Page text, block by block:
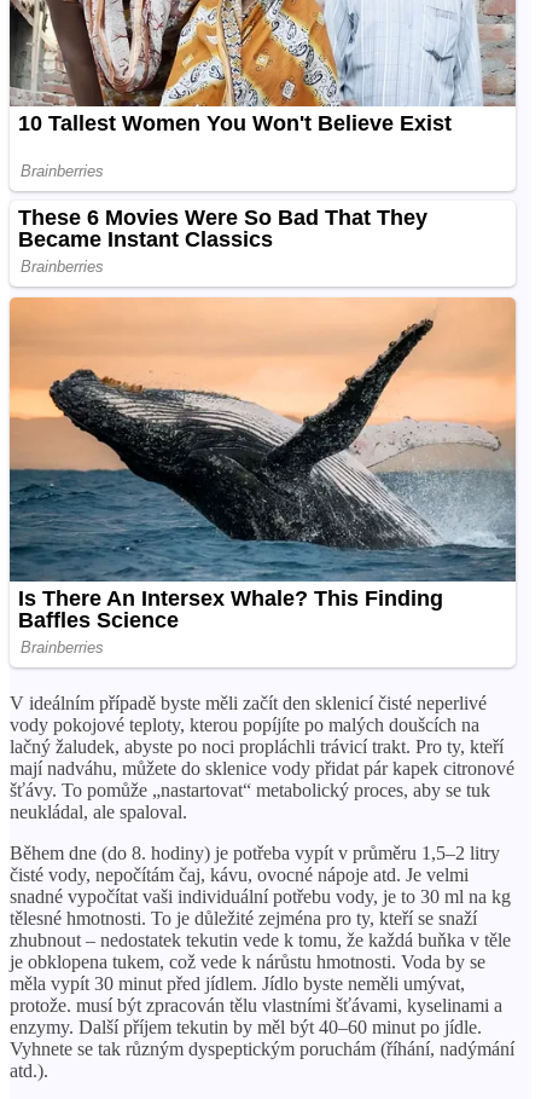
V ideálním případě byste měli začít den sklenicí čisté neperlivé
vody pokojové teploty, kterou popíjíte po malých doušcích na
lačný žaludek, abyste po noci propláchli trávicí trakt. Pro ty, kteří
mají nadváhu, můžete do sklenice vody přidat pár kapek citronové
šťávy. To pomůže „nastartovat“ metabolický proces, aby se tuk
neukládal, ale spaloval.
Během dne (do 8. hodiny) je potřeba vypít v průměru 1,5–2 litry
čisté vody, nepočítám čaj, kávu, ovocné nápoje atd. Je velmi
snadné vypočítat vaši individuální potřebu vody, je to 30 ml na kg
tělesné hmotnosti. To je důležité zejména pro ty, kteří se snaží
zhubnout – nedostatek tekutin vede k tomu, že každá buňka v těle
je obklopena tukem, což vede k nárůstu hmotnosti. Voda by se
měla vypít 30 minut před jídlem. Jídlo byste neměli umývat,
protože. musí být zpracován tělu vlastními šťávami, kyselinami a
enzymy. Další příjem tekutin by měl být 40–60 minut po jídle.
Vyhnete se tak různým dyspeptickým poruchám (říhání, nadýmání
atd.).